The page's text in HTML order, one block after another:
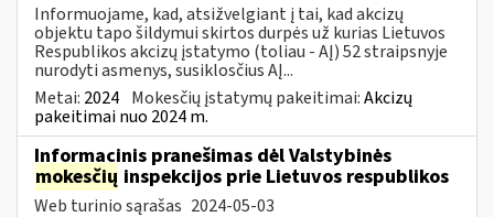
Informuojame, kad, atsižvelgiant į tai, kad akcizų
objektu tapo šildymui skirtos durpės už kurias Lietuvos
Respublikos akcizų įstatymo (toliau - AĮ) 52 straipsnyje
nurodyti asmenys, susiklosčius AĮ...
Metai: 2024 Mokesčių įstatymų pakeitimai:Akcizų
pakeitimai nuo 2024 m.
Informacinis pranešimas dėl Valstybinės
mokesčių inspekcijos prie Lietuvos respublikos
Web turinio sąrašas 2024-05-03